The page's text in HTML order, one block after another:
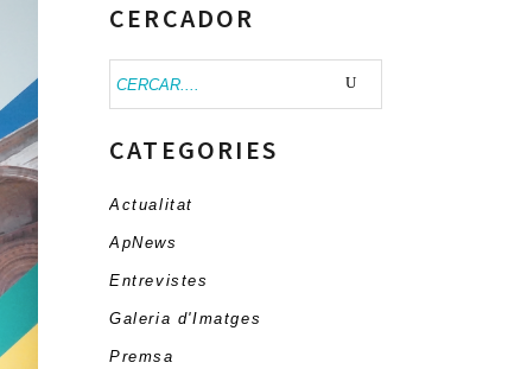
CERCADOR
Buscar:
CATEGORIES
Actualitat
ApNews
Entrevistes
Galeria d'Imatges
Premsa